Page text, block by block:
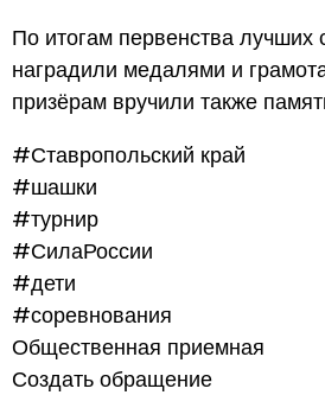
По итогам первенства лучших
наградили медалями и
призёрам вручили также
#Ставропольский край
#шашки
#турнир
#СилаРоссии
#дети
#соревнования
Общественная приемная
Создать обращение